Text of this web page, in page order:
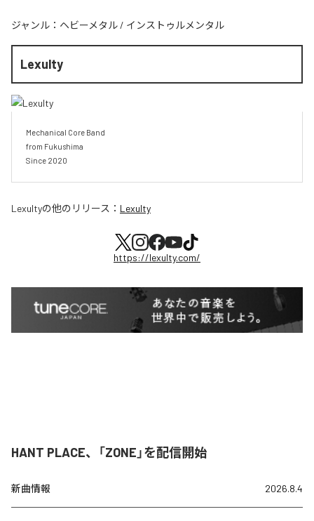
ジャンル： ヘビーメタル / インストゥルメンタル
Lexulty
Mechanical Core Band
from Fukushima
Since 2020
Lexultyの他のリリース： Lexulty
https://lexulty.com/
HANT PLACE、「ZONE」を配信開始
新曲情報 2026.8.4